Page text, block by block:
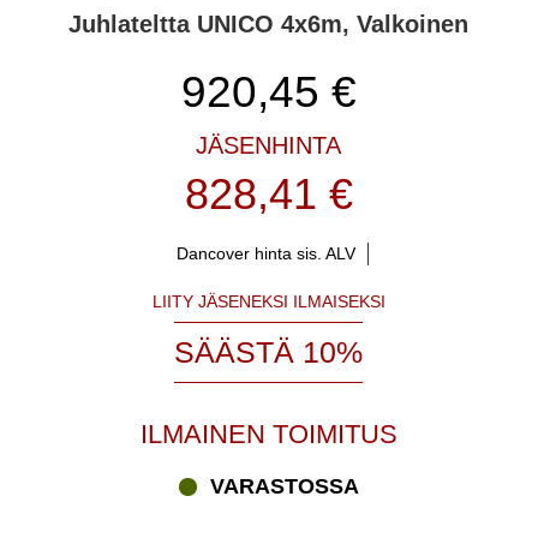
Juhlateltta UNICO 4x6m, Valkoinen
920,45 €
JÄSENHINTA
828,41 €
Dancover hinta sis. ALV
LIITY JÄSENEKSI ILMAISEKSI
SÄÄSTÄ 10%
ILMAINEN TOIMITUS
VARASTOSSA